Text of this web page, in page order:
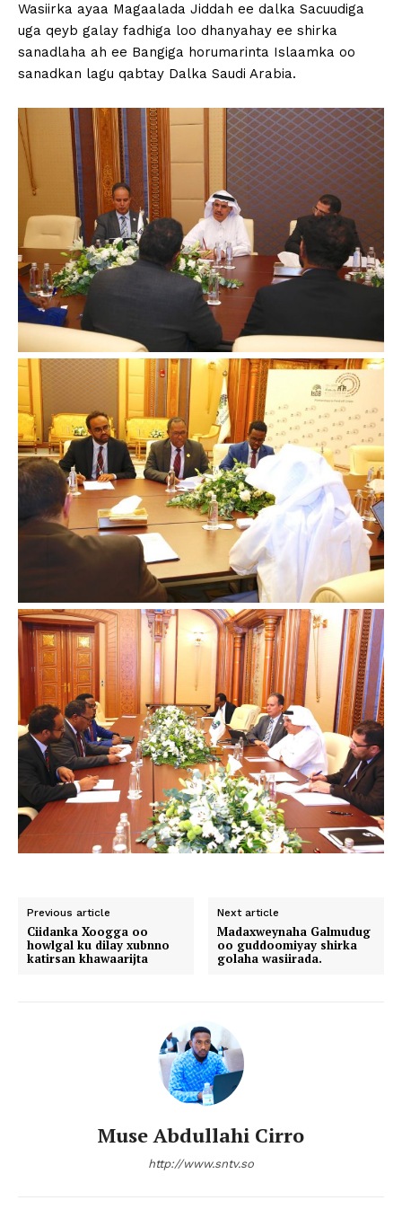
Wasiirka ayaa Magaalada Jiddah ee dalka Sacuudiga
uga qeyb galay fadhiga loo dhanyahay ee shirka
sanadlaha ah ee Bangiga horumarinta Islaamka oo
sanadkan lagu qabtay Dalka Saudi Arabia.
Previous article
Ciidanka Xoogga oo
howlgal ku dilay xubnno
katirsan khawaarijta
Next article
Madaxweynaha Galmudug
oo guddoomiyay shirka
golaha wasiirada.
Muse Abdullahi Cirro
http://www.sntv.so